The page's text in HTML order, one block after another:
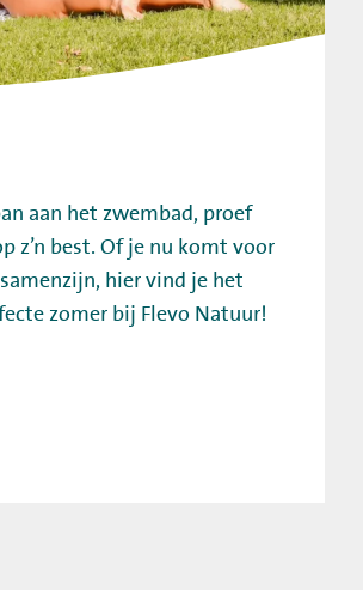
aan het zwembad, proef
z’n best. Of je nu komt voor
hier vind je het
zomer bij Flevo Natuur!